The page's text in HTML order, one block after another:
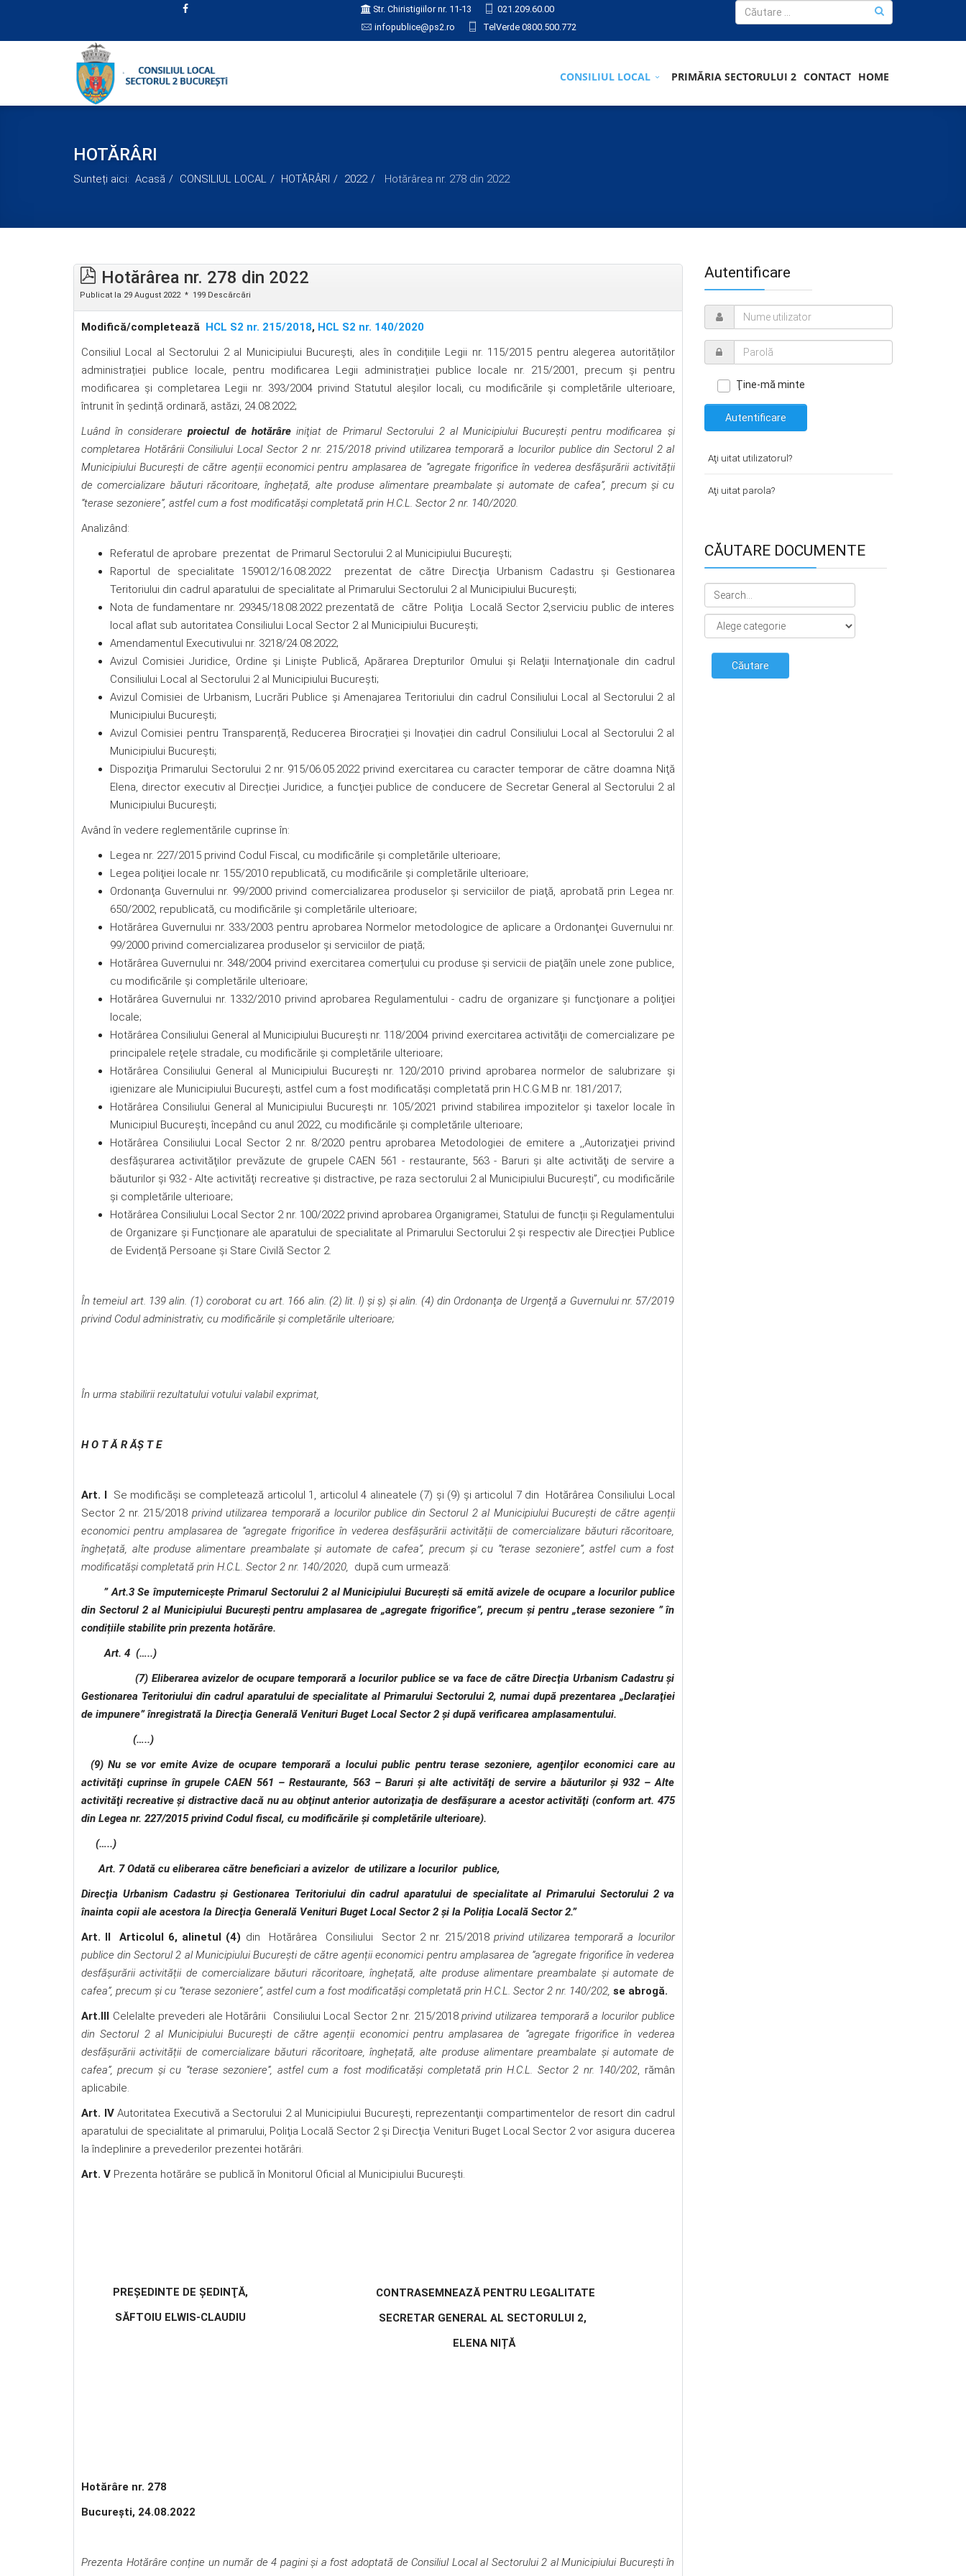
Str. Chiristigiilor nr. 11-13
021.209.60.00
infopublice@ps2.ro
TelVerde 0800.500.772
CONSILIUL LOCAL PRIMĂRIA SECTORULUI 2 CONTACT HOME
HOTĂRÂRI
Sunteți aici: Acasă CONSILIUL LOCAL HOTĂRÂRI 2022 Hotărârea nr. 278 din 2022
Hotărârea nr. 278 din 2022
Publicat la 29 August 2022 199 Descărcări
Modifică/completează HCL S2 nr. 215/2018, HCL S2 nr. 140/2020
Consiliul Local al Sectorului 2 al Municipiului Bucureşti, ales în condițiile Legii nr. 115/2015 pentru alegerea autorităților
administrației publice locale, pentru modificarea Legii administrației publice locale nr. 215/2001, precum și pentru
modificarea şi completarea Legii nr. 393/2004 privind Statutul aleșilor locali, cu modificările şi completările ulterioare,
întrunit în ședință ordinară, astăzi, 24.08.2022;
Luând în considerareproiectul de hotărâre iniţiat de Primarul Sectorului 2 al Municipiului Bucureştipentru modificarea și
completarea Hotărârii Consiliului Local Sector 2 nr. 215/2018 privind utilizarea temporară a locurilor publice din Sectorul 2 al
Municipiului București de către agenții economici pentru amplasarea de ”agregate frigorifice în vederea desfășurării activității
de comercializare băuturi răcoritoare, înghețată, alte produse alimentare preambalate și automate de cafea”, precum și cu
”terase sezoniere”, astfel cum a fost modificatăși completată prin H.C.L. Sector 2 nr. 140/2020.
Analizând:
Referatul de aprobare prezentat de Primarul Sectorului 2 al Municipiului Bucureşti;
Raportul de specialitate 159012/16.08.2022 prezentat de către Direcţia Urbanism Cadastru şi Gestionarea
Teritoriului din cadrul aparatului de specialitate al Primarului Sectorului 2 al Municipiului Bucureşti;
Nota de fundamentare nr. 29345/18.08.2022 prezentată de către Poliţia Locală Sector 2,serviciu public de interes
local aflat sub autoritatea Consiliului Local Sector 2 al Municipiului Bucureşti;
Amendamentul Executivului nr. 3218/24.08.2022;
Avizul Comisiei Juridice, Ordine şi Linişte Publică, Apărarea Drepturilor Omului şi Relaţii Internaţionale din cadrul
Consiliului Local al Sectorului 2 al Municipiului Bucureşti;
Avizul Comisiei de Urbanism, Lucrări Publice și Amenajarea Teritoriului din cadrul Consiliului Local al Sectorului 2 al
Municipiului București;
Avizul Comisiei pentru Transparență, Reducerea Birocrației și Inovației din cadrul Consiliului Local al Sectorului 2 al
Municipiului Bucureşti;
Dispoziţia Primarului Sectorului 2 nr. 915/06.05.2022 privind exercitarea cu caracter temporar de către doamna Niţă
Elena, director executiv al Direcției Juridice, a funcţiei publice de conducere de Secretar General al Sectorului 2 al
Municipiului București;
Având în vedere reglementările cuprinse în:
Legea nr. 227/2015 privind Codul Fiscal, cu modificările și completările ulterioare;
Legea poliţiei locale nr. 155/2010 republicată, cu modificările şi completările ulterioare;
Ordonanţa Guvernului nr. 99/2000 privind comercializarea produselor şi serviciilor de piaţă, aprobată prin Legea nr.
650/2002, republicată, cu modificările și completările ulterioare;
Hotărârea Guvernului nr. 333/2003 pentru aprobarea Normelor metodologice de aplicare a Ordonanţei Guvernului nr.
99/2000 privind comercializarea produselor şi serviciilor de piață;
Hotărârea Guvernului nr. 348/2004 privind exercitarea comerțului cu produse şi servicii de piaţăîn unele zone publice,
cu modificările şi completările ulterioare;
Hotărârea Guvernului nr. 1332/2010 privind aprobarea Regulamentului - cadru de organizare şi funcţionare a poliţiei
locale;
Hotărârea Consiliului General al Municipiului Bucureşti nr. 118/2004 privind exercitarea activităţii de comercializare pe
principalele reţele stradale, cu modificările şi completările ulterioare;
Hotărârea Consiliului General al Municipiului Bucureşti nr. 120/2010 privind aprobarea normelor de salubrizare şi
igienizare ale Municipiului Bucureşti, astfel cum a fost modificatăşi completată prin H.C.G.M.B nr. 181/2017;
Hotărârea Consiliului General al Municipiului Bucureşti nr. 105/2021 privind stabilirea impozitelor şi taxelor locale în
Municipiul Bucureşti, începând cu anul 2022, cu modificările şi completările ulterioare;
Hotărârea Consiliului Local Sector 2 nr. 8/2020 pentru aprobarea Metodologiei de emitere a ,,Autorizaţiei privind
desfăşurarea activităţilor prevăzute de grupele CAEN 561 - restaurante, 563 - Baruri şi alte activităţi de servire a
băuturilor şi 932 - Alte activităţi recreative şi distractive, pe raza sectorului 2 al Municipiului Bucureşti”, cu modificările
și completările ulterioare;
Hotărârea Consiliului Local Sector 2 nr. 100/2022 privind aprobarea Organigramei, Statului de funcții și Regulamentului
de Organizare și Funcționare ale aparatului de specialitate al Primarului Sectorului 2 și respectiv ale Direcției Publice
de Evidență Persoane și Stare Civilă Sector 2.
În temeiul art. 139 alin. (1) coroborat cu art. 166 alin. (2) lit. l) şi ş) şi alin. (4) din Ordonanţa de Urgenţă a Guvernului nr. 57/2019
privind Codul administrativ, cu modificările şi completările ulterioare;
În urma stabilirii rezultatului votului valabil exprimat,
H O T Ă R ĂŞ T E
Art. I Se modificăși se completează articolul 1, articolul 4 alineatele (7) și (9) și articolul 7 din Hotărârea Consiliului Local
Sector 2 nr. 215/2018 privind utilizarea temporară a locurilor publice din Sectorul 2 al Municipiului București de către agenții
economici pentru amplasarea de ”agregate frigorifice în vederea desfășurării activității de comercializare băuturi răcoritoare,
înghețată, alte produse alimentare preambalate și automate de cafea”, precum și cu ”terase sezoniere”, astfel cum a fost
modificatăși completată prin H.C.L. Sector 2 nr. 140/2020, după cum urmează:
” Art.3 Se împuternicește Primarul Sectorului 2 al Municipiului Bucureşti să emită avizele de ocupare a locurilor publice
din Sectorul 2 al Municipiului Bucureşti pentru amplasarea de „agregate frigorifice”, precum şi pentru „terase sezoniere ” în
condițiile stabilite prin prezenta hotărâre.
Art. 4 (…..)
(7) Eliberarea avizelor de ocupare temporară a locurilor publice se va face de către Direcţia Urbanism Cadastru şi
Gestionarea Teritoriului din cadrul aparatului de specialitate al Primarului Sectorului 2, numai după prezentarea „Declaraţiei
de impunere” înregistrată la Direcţia Generală Venituri Buget Local Sector 2 şi după verificarea amplasamentului.
(…..)
(9) Nu se vor emite Avize de ocupare temporară a locului public pentru terase sezoniere, agenţilor economici care au
activităţi cuprinse în grupele CAEN 561 – Restaurante, 563 – Baruri şi alte activităţi de servire a băuturilor şi 932 – Alte
activităţi recreative şi distractive dacă nu au obţinut anterior autorizaţia de desfăşurare a acestor activităţi (conform art. 475
din Legea nr. 227/2015 privind Codul fiscal, cu modificările şi completările ulterioare).
(…..)
Art. 7 Odată cu eliberarea către beneficiari a avizelor de utilizare a locurilor publice,
Direcţia Urbanism Cadastru şi Gestionarea Teritoriului din cadrul aparatului de specialitate al Primarului Sectorului 2 va
înainta copii ale acestora la Direcţia Generală Venituri Buget Local Sector 2 și la Poliția Locală Sector 2.”
Art. II
Articolul 6, alinetul (4) din Hotărârea Consiliului Sector 2 nr. 215/2018 privind utilizarea temporară a locurilor
publice din Sectorul 2 al Municipiului București de către agenții economici pentru amplasarea de ”agregate frigorifice în vederea
desfășurării activității de comercializare băuturi răcoritoare, înghețată, alte produse alimentare preambalate și automate de
cafea”, precum și cu ”terase sezoniere”, astfel cum a fost modificatăși completată prin H.C.L. Sector 2 nr. 140/202, se abrogă.
Art.III Celelalte prevederi ale Hotărârii Consiliului Local Sector 2 nr. 215/2018privind utilizarea temporară a locurilor publice
din Sectorul 2 al Municipiului București de către agenții economici pentru amplasarea de ”agregate frigorifice în vederea
desfășurării activității de comercializare băuturi răcoritoare, înghețată, alte produse alimentare preambalate și automate de
cafea”, precum și cu ”terase sezoniere”, astfel cum a fost modificatăși completată prin H.C.L. Sector 2 nr. 140/202, rămân
aplicabile.
Art. IVAutoritatea Executivă a Sectorului 2 al Municipiului Bucureşti, reprezentanţii compartimentelor de resort din cadrul
aparatului de specialitate al primarului, Poliţia Locală Sector 2 şi Direcţia Venituri Buget Local Sector 2 vor asigura ducerea
la îndeplinire a prevederilor prezentei hotărâri.
Art. V Prezenta hotărâre se publică în Monitorul Oficial al Municipiului București.
CONTRASEMNEAZĂ PENTRU LEGALITATE
SECRETAR GENERAL AL SECTORULUI 2,
ELENA NIȚĂ
PREŞEDINTE DE ŞEDINŢĂ,
SĂFTOIU ELWIS-CLAUDIU
Hotărâre nr. 278
Bucureşti, 24.08.2022
Prezenta Hotărâre conține un număr de 4 pagini şi a fost adoptată de Consiliul Local al Sectorului 2 al Municipiului Bucureşti în
Autentificare
Ţine-mă minte
Autentificare
Aţi uitat utilizatorul?
Aţi uitat parola?
CĂUTARE DOCUMENTE